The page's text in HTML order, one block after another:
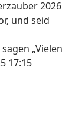
2026
und seid
„Vielen
17:15